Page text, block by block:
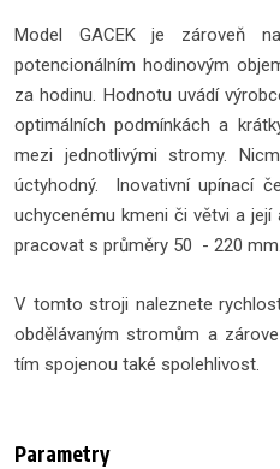
Model GACEK je zároveň
potencionálním hodinovým
za hodinu. Hodnotu uvádí
optimálních podmínkách a
mezi jednotlivými stromy.
úctyhodný. Inovativní upínací
uchycenému kmeni či větvi a její
pracovat s průměry 50 - 220 mm.
V tomto stroji naleznete
obdělávaným stromům a
tím spojenou také spolehlivost.
Parametry